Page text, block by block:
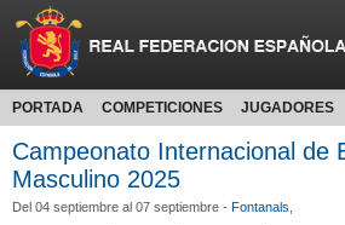
PORTADA COMPETICIONES JUGADORES
Campeonato Internacional de
Masculino 2025
Del 04 septiembre al 07 septiembre - Fontanals